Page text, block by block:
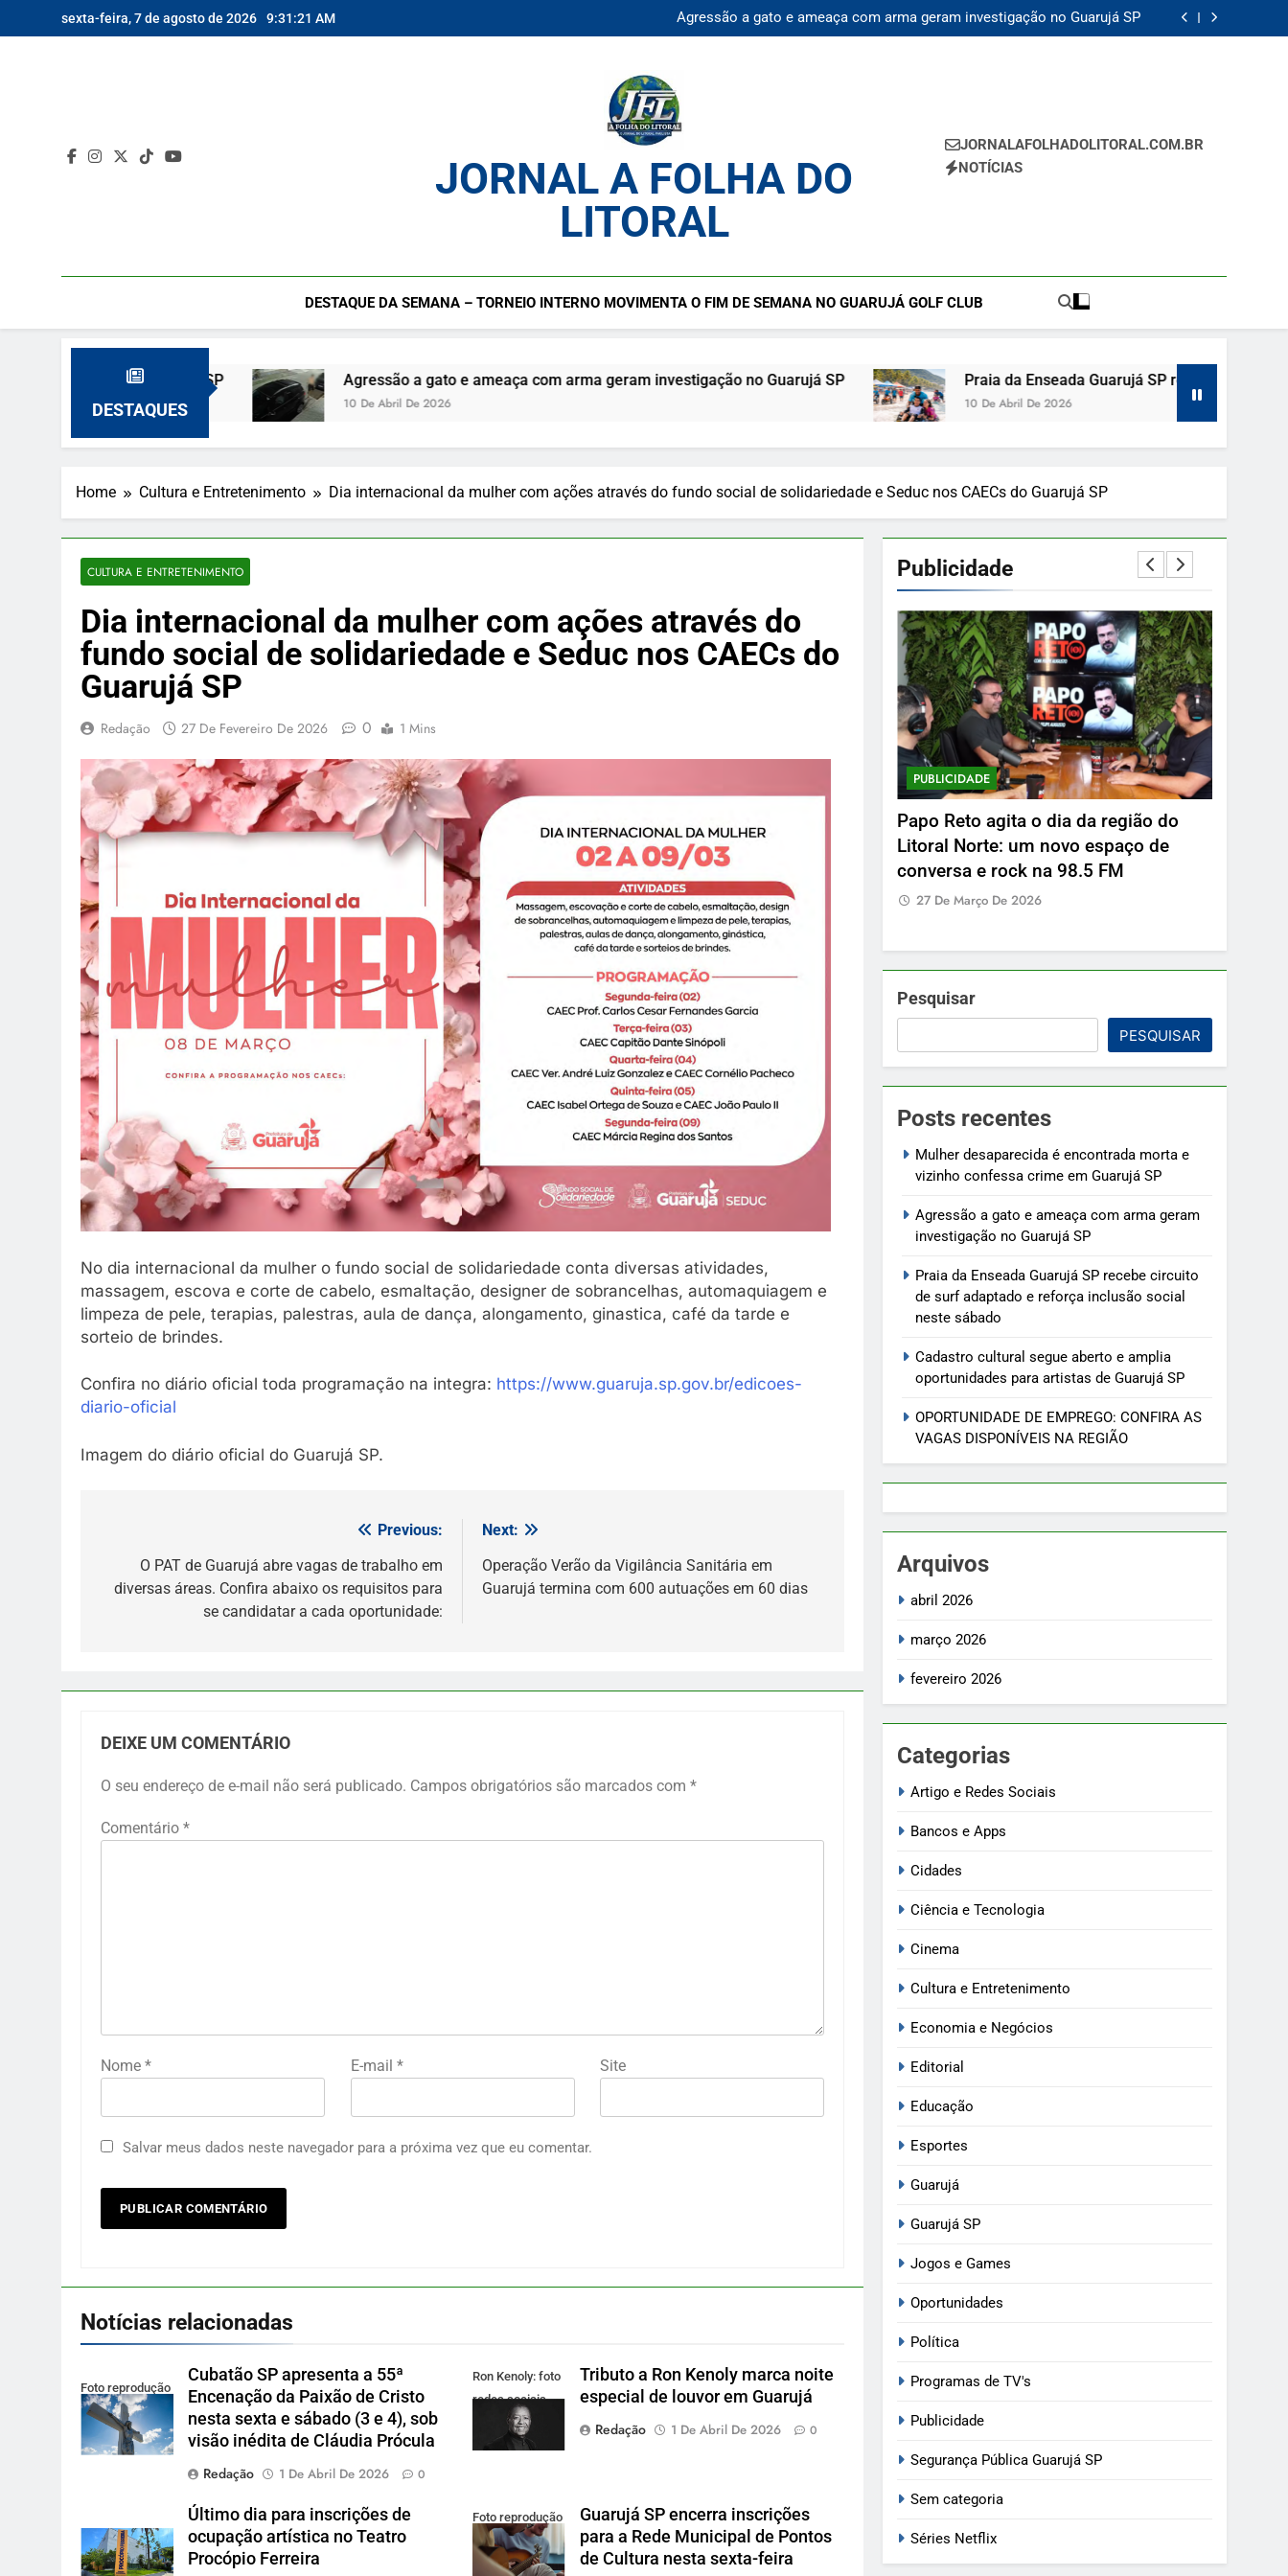
to
sexta-feira, 7 de agosto de 2026 9:31:22 AM
Praia da Enseada Guarujá SP recebe circuito de surf adaptado e reforça
inclusão social neste sábado
Cadastro cultural segue aberto e amplia oportunidades para artistas de
JORNAL A FOLHA DO
LITORAL
JORNALAFOLHADOLITORAL.COM.BR
NOTÍCIAS
DESTAQUE DA SEMANA – TORNEIO INTERNO MOVIMENTA O FIM DE SEMANA NO GUARUJÁ GOLF CLUB
DESTAQUES
em Guarujá SP Agressão a gato e ameaça com arma geram investigação no Guarujá SP
10 De Abril De 2026
Praia da Enseada Guarujá SP recebe circuito de surf
10 De Abril De 2026
Home Cultura e Entretenimento Dia internacional da mulher com ações através do fundo social de solidariedade e Seduc nos CAECs do Guarujá SP
CULTURA E ENTRETENIMENTO
Dia internacional da mulher com ações através do
fundo social de solidariedade e Seduc nos CAECs do
Guarujá SP
Redação 27 De Fevereiro De 2026 0 1 Mins
No dia internacional da mulher o fundo social de solidariedade conta diversas atividades,
massagem, escova e corte de cabelo, esmaltação, designer de sobrancelhas, automaquiagem e
limpeza de pele, terapias, palestras, aula de dança, alongamento, ginastica, café da tarde e
sorteio de brindes.
Confira no diário oficial toda programação na integra: https://www.guaruja.sp.gov.br/edicoes-
diario-oficial
Imagem do diário oficial do Guarujá SP.
Previous:
O PAT de Guarujá abre vagas de trabalho em
diversas áreas. Confira abaixo os requisitos para
se candidatar a cada oportunidade:
Next:
Operação Verão da Vigilância Sanitária em
Guarujá termina com 600 autuações em 60 dias
DEIXE UM COMENTÁRIO
O seu endereço de e-mail não será publicado. Campos obrigatórios são marcados com *
Comentário *
Nome * E-mail * Site
Salvar meus dados neste navegador para a próxima vez que eu comentar.
Notícias relacionadas
Foto reprodução
Cubatão SP apresenta a 55ª
Encenação da Paixão de Cristo
nesta sexta e sábado (3 e 4), sob
visão inédita de Cláudia Prócula
Redação
1 De Abril De 2026 0
Ron Kenoly: foto
redes sociais
Tributo a Ron Kenoly marca noite
especial de louvor em Guarujá
Redação
1 De Abril De 2026 0
Último dia para inscrições de
ocupação artística no Teatro
Procópio Ferreira
Foto reprodução
Guarujá SP encerra inscrições
para a Rede Municipal de Pontos
de Cultura nesta sexta-feira
Publicidade
Caramelim faz pudim
pra deixar seu almoço,
em família ou festa ainda
Março De 2026
PUBLICIDADE
Nutrição e Movimento: cuidado
infantil
Litoral Norte: um novo espaço de
conversa e rock na 98.5 FM
27 De Março De 2026
PUBLICIDADE
Delphin Beach Hotel
27 De Março De 2026
Pesquisar
PESQUISAR
Posts recentes
Mulher desaparecida é encontrada morta e
vizinho confessa crime em Guarujá SP
Agressão a gato e ameaça com arma geram
investigação no Guarujá SP
Praia da Enseada Guarujá SP recebe circuito
de surf adaptado e reforça inclusão social
neste sábado
Cadastro cultural segue aberto e amplia
oportunidades para artistas de Guarujá SP
OPORTUNIDADE DE EMPREGO: CONFIRA AS
VAGAS DISPONÍVEIS NA REGIÃO
Arquivos
abril 2026
março 2026
fevereiro 2026
Categorias
Artigo e Redes Sociais
Bancos e Apps
Cidades
Ciência e Tecnologia
Cinema
Cultura e Entretenimento
Economia e Negócios
Editorial
Educação
Esportes
Guarujá
Guarujá SP
Jogos e Games
Oportunidades
Política
Programas de TV's
Publicidade
Segurança Pública Guarujá SP
Sem categoria
Séries Netflix